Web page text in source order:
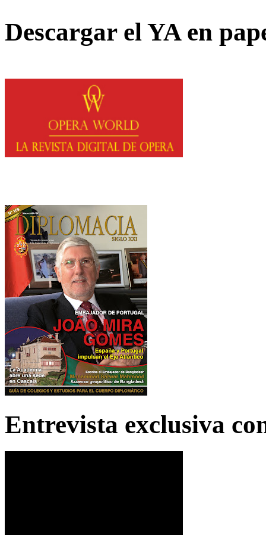
Descargar el YA en
Entrevista exclusiva